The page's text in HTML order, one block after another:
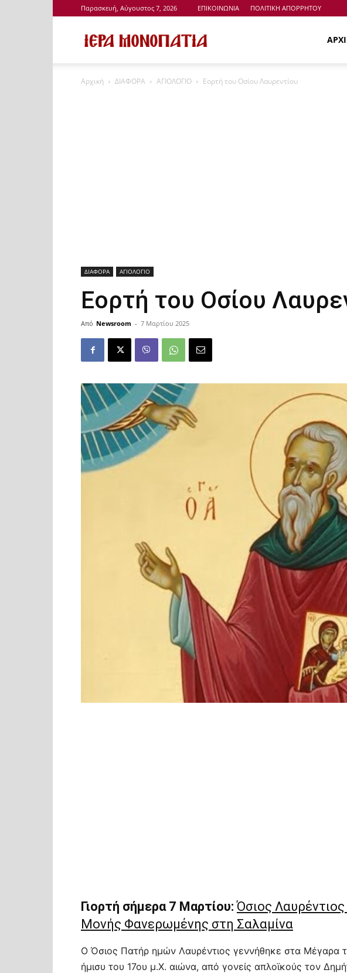
Παρασκευή, Αύγουστος 7, 2026 ΕΠΙΚΟΙΝΩΝΙΑ ΠΟΛΙΤΙΚΗ ΑΠΟΡΡΗΤΟΥ
Μονοπάτια
Αρχική ΔΙΑΦΟΡΑ ΑΓΙΟΛΟΓΙΟ Εορτή του Οσίου Λαυρεντίου
ΔΙΑΦΟΡΑ ΑΓΙΟΛΟΓΙΟ
Εορτή του Οσίου
Από Newsroom - 7 Μαρτίου 2025
Γιορτή σήμερα 7 Μαρτίου: Όσιος
Μονής Φανερωμένης στη Σαλαμίνα
Ο Όσιος Πατήρ ημών Λαυρέντιος γεννήθηκε στα Μέγαρα
ήμισυ του 17ου μ.Χ. αιώνα, από γονείς απλοϊκούς τον